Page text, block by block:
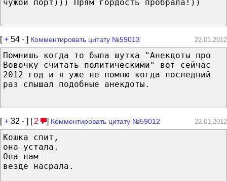
чужой порт))) Прям гордость пробрала!))
[+ 54 - ] Комментировать цитату №59013 22.01.2012
Помнишь когда то была шутка "Анекдоты про
Вовочку считать политическими" вот сейчас
2012 год и я уже не помню когда последний
раз слышал подобные анекдоты.
[+ 32 - ] [ 2 ] Комментировать цитату №59012 22.01.2012
Кошка спит,
она устала.
Она нам
везде насрала.